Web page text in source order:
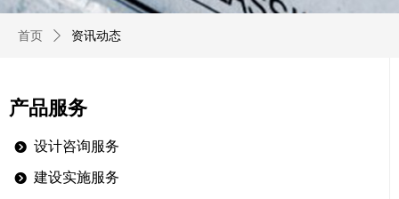
首页 ꄲ 资讯动态
产品服务
뀹 设计咨询服务
뀹 建设实施服务